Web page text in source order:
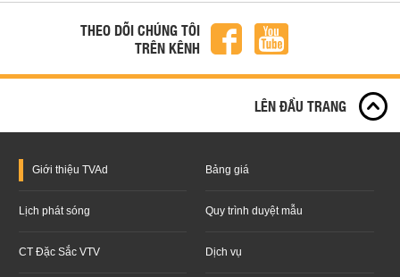
THEO DÕI CHÚNG TÔI
TRÊN KÊNH
LÊN ĐẦU TRANG
Giới thiệu TVAd Bảng giá
Lịch phát sóng Quy trình duyệt mẫu
CT Đặc Sắc VTV Dịch vụ